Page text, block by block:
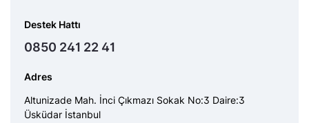
Destek Hattı
0850 241 22 41
Adres
Altunizade Mah. İnci Çıkmazı Sokak No:3 Daire:3
Üsküdar İstanbul